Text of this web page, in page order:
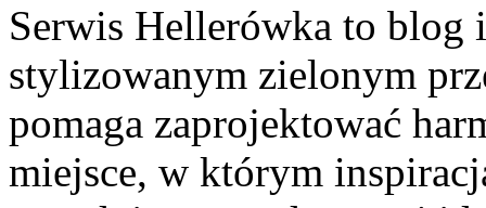
Serwis Hellerówka to blog
stylizowanym zielonym
pomaga zaprojektować
miejsce, w którym